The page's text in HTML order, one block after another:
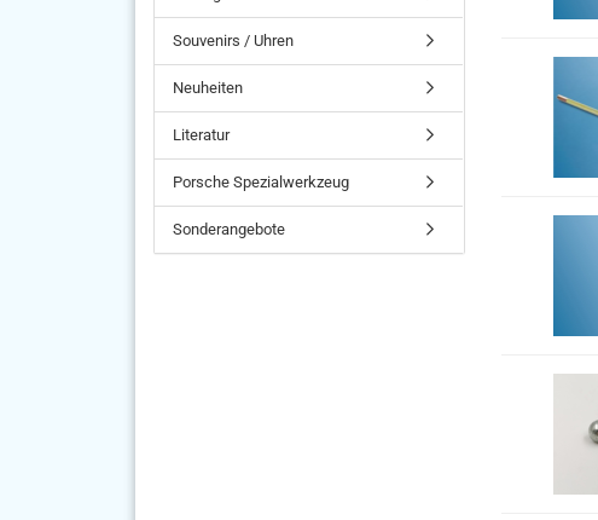
Souvenirs / Uhren
Neuheiten
Literatur
Porsche Spezialwerkzeug
Sonderangebote